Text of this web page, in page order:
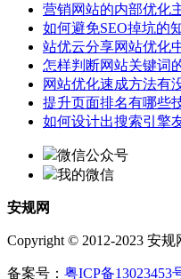
营销网站的内部优化
如何避免SEO掉坑的
站优云分享网站优化
怎样判断网站关键词
网站优化速成方法有
提升页面排名有哪些
如何设计出搜索引擎
微信公众号
我的微信
安规网
Copyright © 2012-2023 安
备案号： 粤ICP备13023453